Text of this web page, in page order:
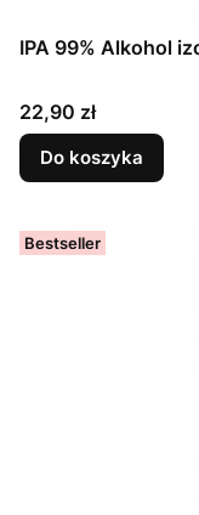
IPA 99% Alkohol
Cena
22,90 zł
Do koszyka
Bestseller